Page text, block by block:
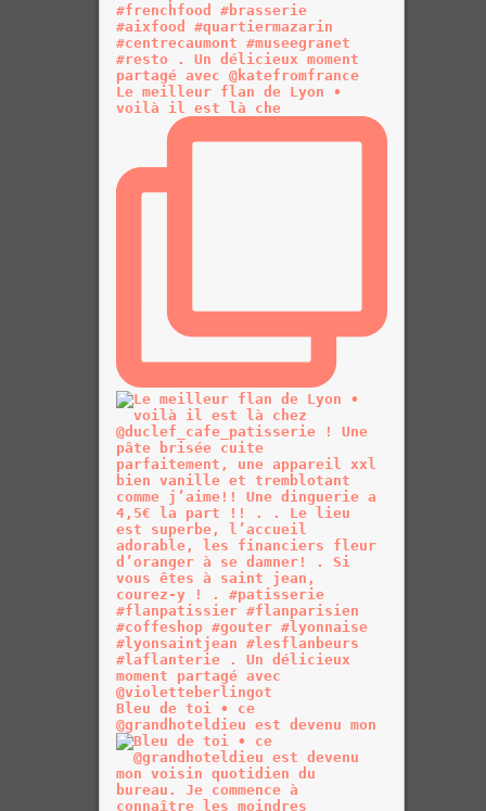
Le meilleur flan de Lyon •
voilà il est là che
Bleu de toi • ce
@grandhoteldieu est devenu mon